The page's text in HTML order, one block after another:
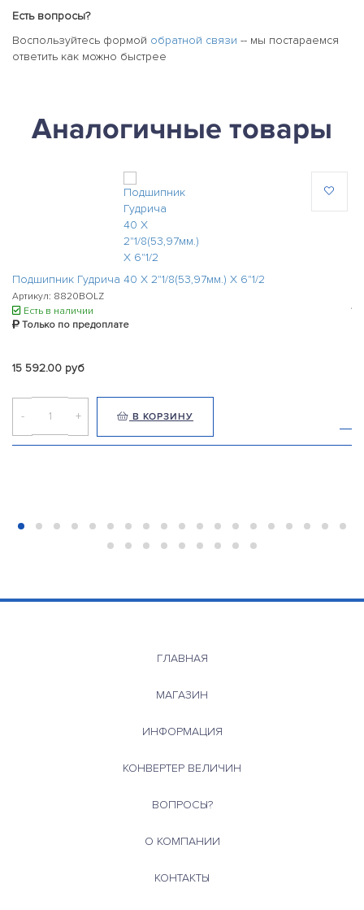
Есть вопросы?
Воспользуйтесь формой обратной связи -- мы постараемся
ответить как можно быстрее
Аналогичные товары
Подшипник Гудрича 40 Х 2"1/8(53,97мм.) Х 6"1/2
Артикул: 8820BOLZ
Есть в наличии
Только по предоплате
15 592.00 руб
- + В КОРЗИНУ
ГЛАВНАЯ
МАГАЗИН
ИНФОРМАЦИЯ
КОНВЕРТЕР ВЕЛИЧИН
ВОПРОСЫ?
О КОМПАНИИ
КОНТАКТЫ